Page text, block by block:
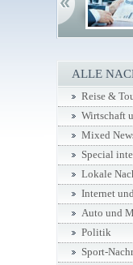
ALLE
Reise &
Wirtschaft
Mixed
Special
Lokale
Internet
Auto und
Politik
Sport-